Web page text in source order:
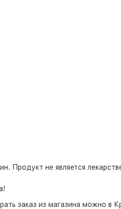
Продукт не является
заказ из магазина можно в